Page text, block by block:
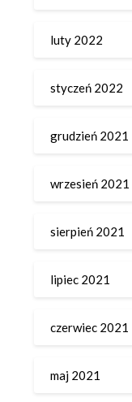
luty 2022
styczeń 2022
grudzień 2021
wrzesień 2021
sierpień 2021
lipiec 2021
czerwiec 2021
maj 2021